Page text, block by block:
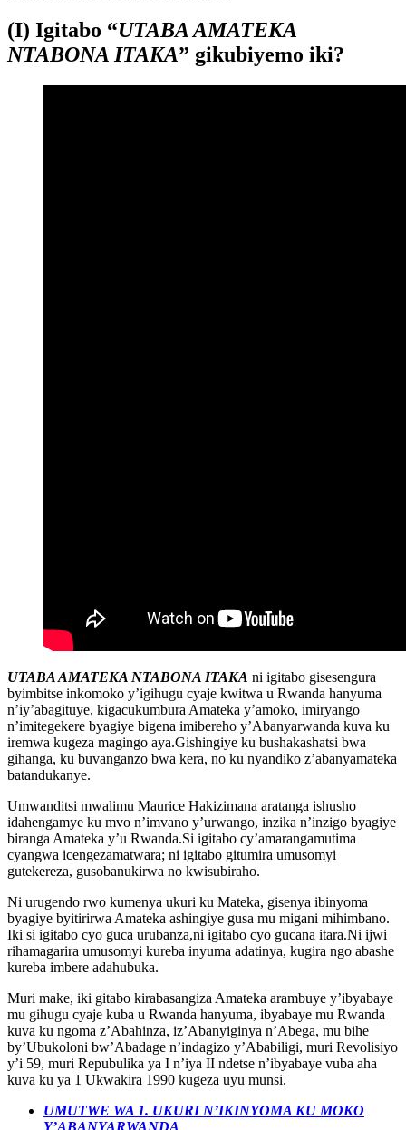
(I) Igitabo “UTABA AMATEKA
NTABONA ITAKA” gikubiyemo iki?
UTABA AMATEKA NTABONA ITAKA ni igitabo gisesengura
byimbitse inkomoko y’igihugu cyaje kwitwa u Rwanda hanyuma
n’iy’abagituye, kigacukumbura Amateka y’amoko, imiryango
n’imitegekere byagiye bigena imibereho y’Abanyarwanda kuva ku
iremwa kugeza magingo aya.Gishingiye ku bushakashatsi bwa
gihanga, ku buvanganzo bwa kera, no ku nyandiko z’abanyamateka
batandukanye.
Umwanditsi mwalimu Maurice Hakizimana aratanga ishusho
idahengamye ku mvo n’imvano y’urwango, inzika n’inzigo byagiye
biranga Amateka y’u Rwanda.Si igitabo cy’amarangamutima
cyangwa icengezamatwara; ni igitabo gitumira umusomyi
gutekereza, gusobanukirwa no kwisubiraho.
Ni urugendo rwo kumenya ukuri ku Mateka, gisenya ibinyoma
byagiye byitirirwa Amateka ashingiye gusa mu migani mihimbano.
Iki si igitabo cyo guca urubanza,ni igitabo cyo gucana itara.Ni ijwi
rihamagarira umusomyi kureba inyuma adatinya, kugira ngo abashe
kureba imbere adahubuka.
Muri make, iki gitabo kirabasangiza Amateka arambuye y’ibyabaye
mu gihugu cyaje kuba u Rwanda hanyuma, ibyabaye mu Rwanda
kuva ku ngoma z’Abahinza, iz’Abanyiginya n’Abega, mu bihe
by’Ubukoloni bw’Abadage n’indagizo y’Ababiligi, muri Revolisiyo
y’i 59, muri Repubulika ya I n’iya II ndetse n’ibyabaye vuba aha
kuva ku ya 1 Ukwakira 1990 kugeza uyu munsi.
UMUTWE WA 1. UKURI N’IKINYOMA KU MOKO
Y’ABANYARWANDA